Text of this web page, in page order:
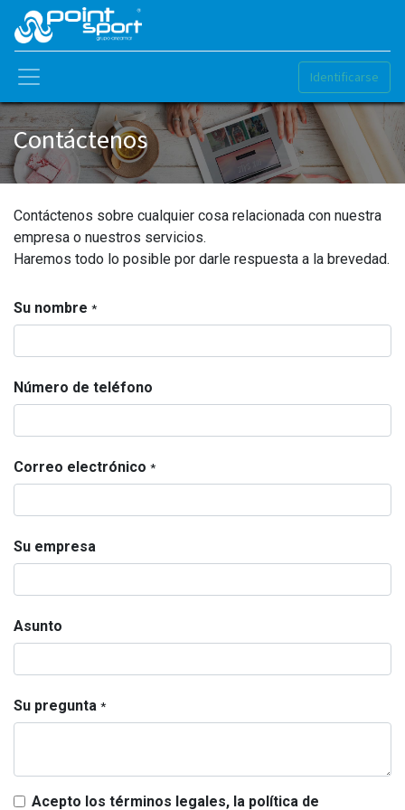
Identificarse
Contáctenos
Contáctenos sobre cualquier cosa relacionada con nuestra
empresa o nuestros servicios.
Haremos todo lo posible por darle respuesta a la brevedad.
Su nombre *
Número de teléfono
Correo electrónico *
Su empresa
Asunto
Su pregunta *
Acepto los términos legales, la política de